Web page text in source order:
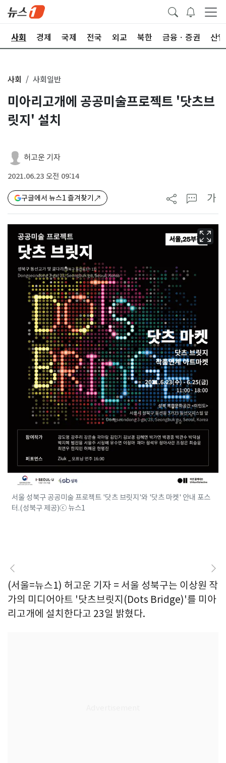
사회 경제 국제 전국 외교 북한 금융ㆍ증권 산업
사회 사회일반
미아리고개에 공공미술프로젝트 '닷츠브
릿지' 설치
허고운 기자
2021.06.23 오전 09:14
구글에서 뉴스1 즐겨찾기 가
서울 성북구 공공미술 프로젝트 '닷츠 브릿지'와 '닷츠 마켓' 안내 포스
터.(성북구 제공)ⓒ 뉴스1
(서울=뉴스1) 허고운 기자 = 서울 성북구는 이상원 작
가의 미디어아트 '닷츠브릿지(Dots Bridge)'를 미아
리고개에 설치한다고 23일 밝혔다.